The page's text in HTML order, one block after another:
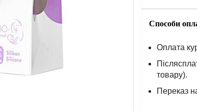
Способи
Оплата
товару).
Переказ